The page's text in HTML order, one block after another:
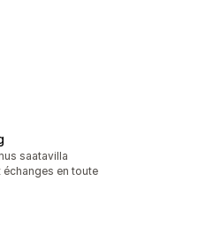
saatavilla
en toute